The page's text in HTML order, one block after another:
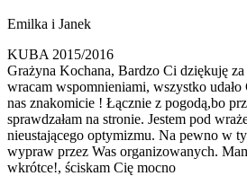
Emilka i Janek
KUBA 2015/2016
Grażyna Kochana, Bardzo Ci dziękuję
wracam wspomnieniami, wszystko
nas znakomicie ! Łącznie z pogodą,bo
sprawdzałam na stronie. Jestem pod
nieustającego optymizmu. Na pewno w
wypraw przez Was organizowanych.
wkrótce!, ściskam Cię mocno